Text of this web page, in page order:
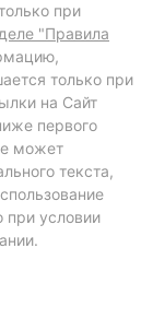
при
"Правила
только при
на Сайт
первого
может
текста,
при условии